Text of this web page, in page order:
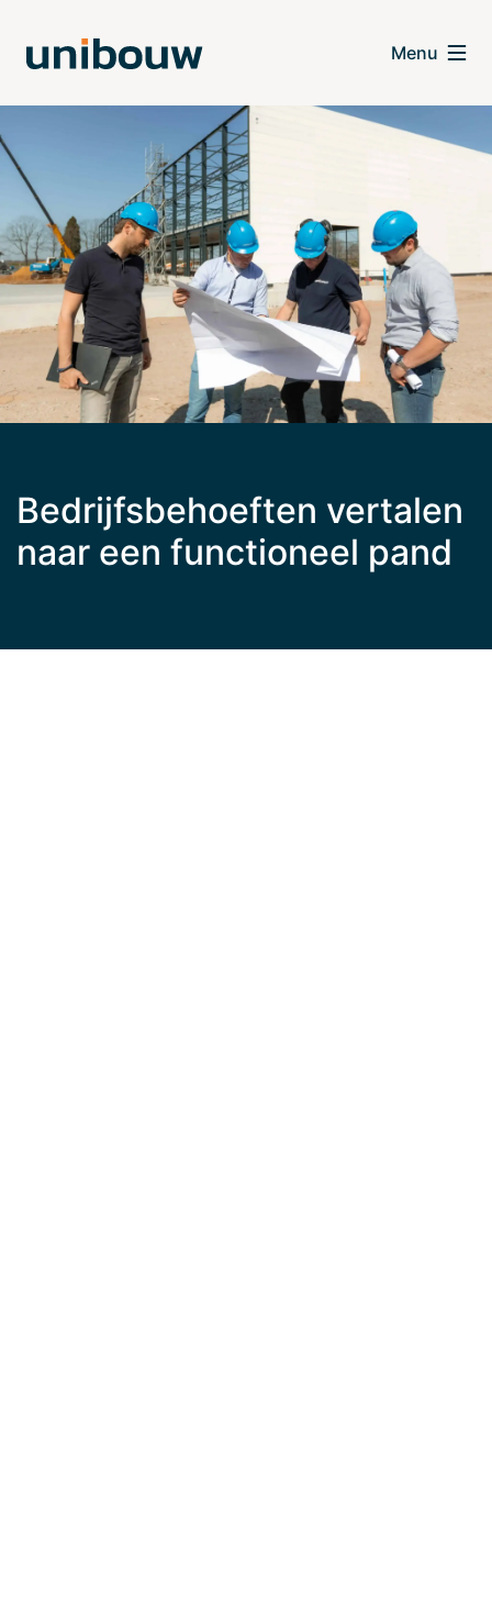
Bedrijfsbehoeften vertalen
naar een functioneel pand